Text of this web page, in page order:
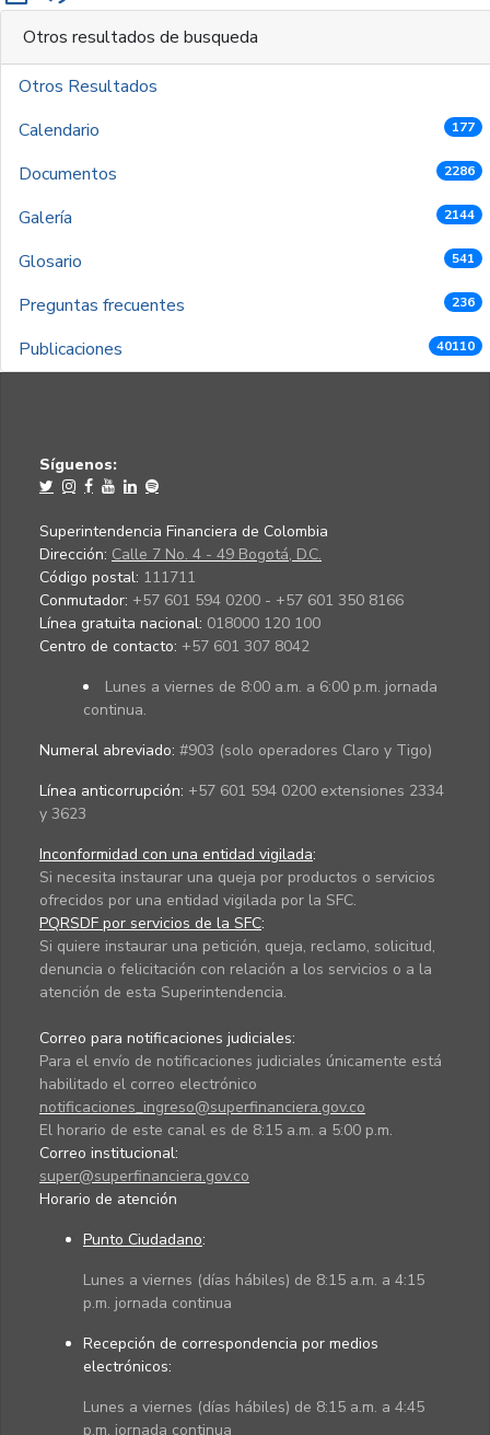
Otros resultados de busqueda
Otros Resultados
Calendario
177
Documentos 2286
Galería 2144
Glosario 541
Preguntas frecuentes 236
Publicaciones 40110
Síguenos:
Superintendencia Financiera de Colombia
Dirección: Calle 7 No. 4 - 49 Bogotá, D.C.
Código postal: 111711
Conmutador: +57 601 594 0200 - +57 601 350 8166
Línea gratuita nacional: 018000 120 100
Centro de contacto: +57 601 307 8042
Lunes a viernes de 8:00 a.m. a 6:00 p.m. jornada
continua.
Numeral abreviado: #903 (solo operadores Claro y Tigo)
Línea anticorrupción: +57 601 594 0200 extensiones 2334
y 3623
Inconformidad con una entidad vigilada:
Si necesita instaurar una queja por productos o servicios
ofrecidos por una entidad vigilada por la SFC.
PQRSDF por servicios de la SFC:
Si quiere instaurar una petición, queja, reclamo, solicitud,
denuncia o felicitación con relación a los servicios o a la
atención de esta Superintendencia.
Correo para notificaciones judiciales:
Para el envío de notificaciones judiciales únicamente está
habilitado el correo electrónico
notificaciones_ingreso@superfinanciera.gov.co
El horario de este canal es de 8:15 a.m. a 5:00 p.m.
Correo institucional:
super@superfinanciera.gov.co
Horario de atención
Punto Ciudadano:
Lunes a viernes (días hábiles) de 8:15 a.m. a 4:15
p.m. jornada continua
Recepción de correspondencia por medios
electrónicos:
Lunes a viernes (días hábiles) de 8:15 a.m. a 4:45
p.m. jornada continua